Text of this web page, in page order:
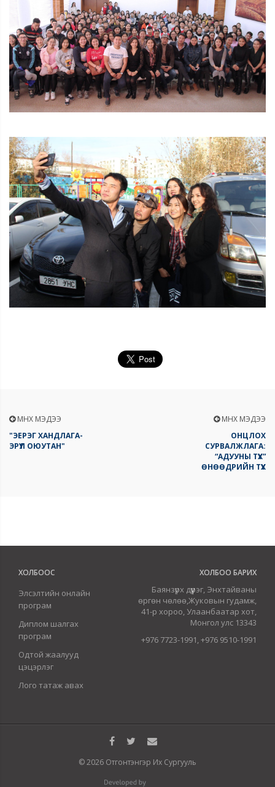
ӨМНӨХ МЭДЭЭ
"ЭЕРЭГ ХАНДЛАГА-
ЭРҮҮЛ ОЮУТАН"
ӨМНӨХ МЭДЭЭ
ОНЦЛОХ
СУРВАЛЖЛАГА:
“АДУУНЫ ТҮҮХ”
ӨНӨӨДРИЙН ТҮҮХ
ХОЛБООС
Элсэлтийн онлайн
програм
Диплом шалгах
програм
Одтой жаалууд
цэцэрлэг
Лого татаж авах
ХОЛБОО БАРИХ
Баянзүрх дүүрэг, Энхтайваны
өргөн чөлөө,Жуковын гудамж,
41-р хороо, Улаанбаатар хот,
Монгол улс 13343
+976 7723-1991, +976 9510-1991
© 2026 Отгонтэнгэр Их Сургууль